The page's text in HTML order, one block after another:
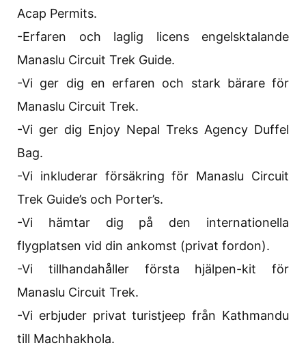
Acap Permits.
-Erfaren och laglig licens engelsktalande
Manaslu Circuit Trek Guide.
-Vi ger dig en erfaren och stark bärare för
Manaslu Circuit Trek.
-Vi ger dig Enjoy Nepal Treks Agency Duffel
Bag.
-Vi inkluderar försäkring för Manaslu Circuit
Trek Guide’s och Porter’s.
-Vi hämtar dig på den internationella
flygplatsen vid din ankomst (privat fordon).
-Vi tillhandahåller första hjälpen-kit för
Manaslu Circuit Trek.
-Vi erbjuder privat turistjeep från Kathmandu
till Machhakhola.